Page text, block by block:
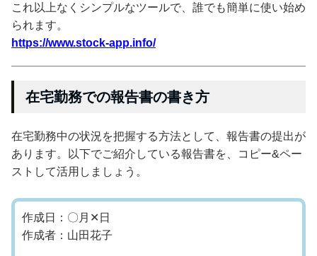
これ以上なくシンプルなツールで、誰でも簡単に使い始め
られます。
https://www.stock-app.info/
在宅勤務での報告書の書き方
在宅勤務中の状況を把握する方法として、報告書の提出が
あります。以下でご紹介している報告書を、コピー&ペー
ストして活用しましょう。
作成日：〇月✕日
作成者：山田花子